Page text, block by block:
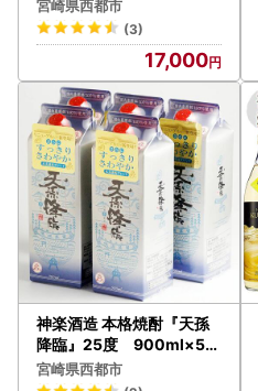
9a＞
宮崎県西都市
(3)
17,000
神楽酒造 本格焼酎『天孫
降臨』25度 900ml×5パ
ック＜23-19a＞
宮崎県西都市